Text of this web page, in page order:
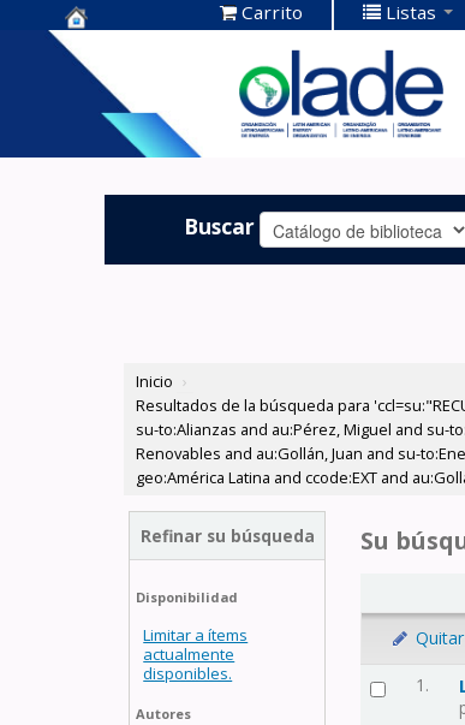
Centro de
Documentación
OLADE -
Carrito Listas
Buscar
Inicio ›
Resultados de la búsqueda para
su-to:Alianzas and au:Pérez, Miguel and su-
Renovables and au:Gollán, Juan and su-
geo:América Latina and ccode:EXT and
Refinar su búsqueda
Disponibilidad
Limitar a ítems
actualmente
disponibles.
Autores
Su
1.